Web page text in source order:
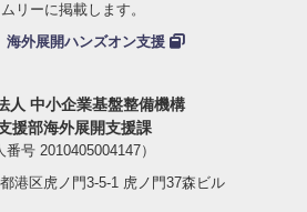
リーに掲載します。
外展開ハンズオン支援
人 中小企業基盤整備機構
援部海外展開支援課
番号 2010405004147）
港区虎ノ門3-5-1 虎ノ門37森ビル